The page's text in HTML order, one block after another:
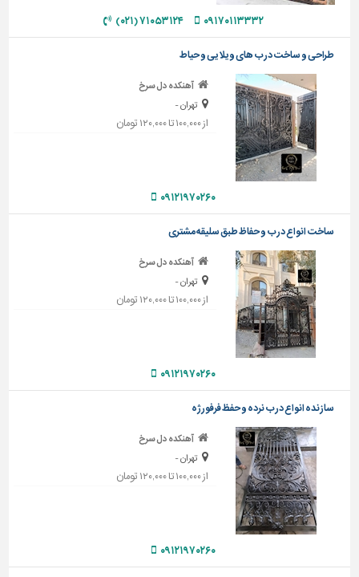
دیوارپوش،
و
سنگ
سرویس
بهداشتی
ابزار،یراق
و
ماشین
آلات
برقی،روشنایی،ایمنی
محوطه
سازی
و
نما
ساخت
و
ساز
ساختمان
شهرسازی،
ترافیک
و
سازه
سایر
۰۹۱۷۰۱۱۳۳۳۲ ۷۱۰۵۳۱۲۴ (۰۲۱)
طراحی و ساخت درب های ویلایی و حیاط
آهنکده دل سرخ
تهران -
از ۱۰۰,۰۰۰ تا ۱۲۰,۰۰۰ تومان
۰۹۱۲۱۹۷۰۲۶۰
ساخت انواع درب و حفاظ طبق سلیقه مشتری
آهنکده دل سرخ
تهران -
از ۱۰۰,۰۰۰ تا ۱۲۰,۰۰۰ تومان
۰۹۱۲۱۹۷۰۲۶۰
سازنده انواع درب نرده و حفظ فرفورژه
آهنکده دل سرخ
تهران -
از ۱۰۰,۰۰۰ تا ۱۲۰,۰۰۰ تومان
۰۹۱۲۱۹۷۰۲۶۰